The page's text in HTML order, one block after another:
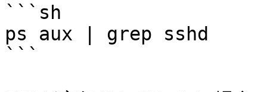
```sh
ps aux | grep sshd
```